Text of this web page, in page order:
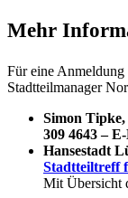
Mehr
Für eine
Stadtteilmanager
Simon Tipke,
309 4643 –
Hansestadt
Stadtteiltreff
Mit Übersicht